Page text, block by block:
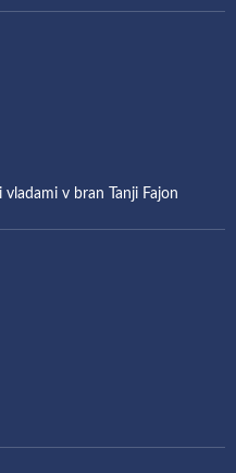
v bran Tanji Fajon